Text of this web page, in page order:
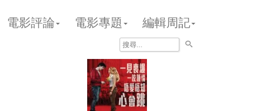
電影評論 電影專題 編輯周記